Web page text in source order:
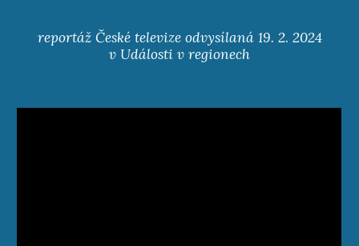
reportáž České televize odvysílaná 19. 2. 2024
v Události v regionech